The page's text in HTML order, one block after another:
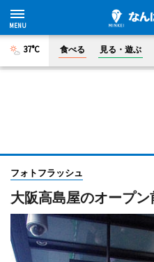
37°C 食べる 見る・遊ぶ
フォトフラッシュ
大阪高島屋のオープ